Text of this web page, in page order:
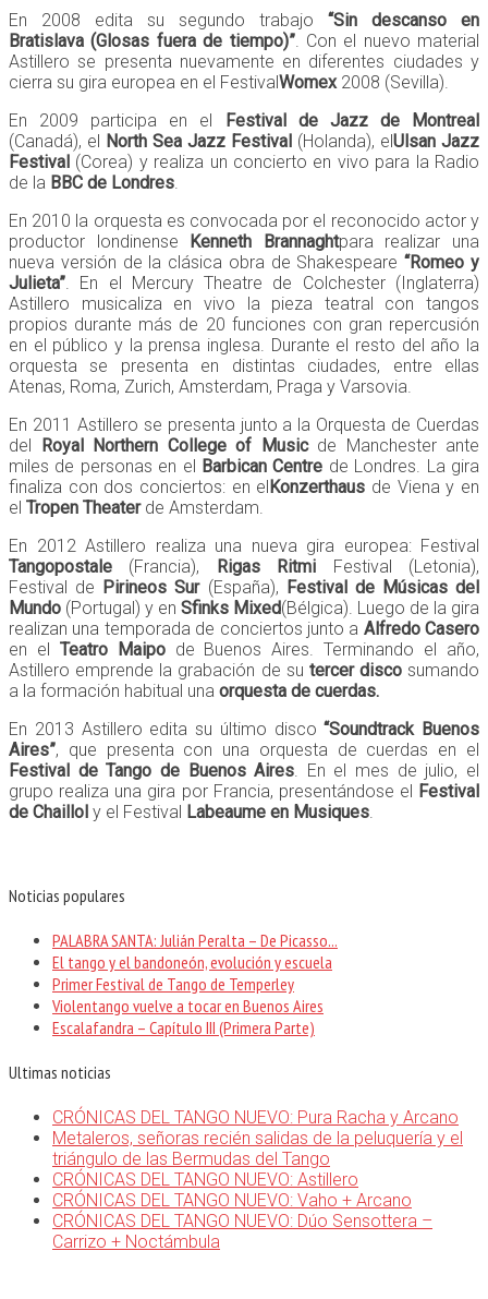
En 2008 edita su segundo trabajo “Sin descanso en
Bratislava (Glosas fuera de tiempo)”. Con el nuevo material
Astillero se presenta nuevamente en diferentes ciudades y
cierra su gira europea en el FestivalWomex2008 (Sevilla).
En 2009 participa en el
Festival de Jazz de Montreal
(Canadá), el
North Sea Jazz Festival (Holanda), el Ulsan Jazz
Festival (Corea) y realiza un concierto en vivo para la Radio
de la BBC de Londres.
En 2010 la orquesta es convocada por el reconocido actor y
productor londinense
Kenneth Brannaghtpara realizar una
nueva versión de la clásica obra de Shakespeare“Romeo y
Julieta”. En el Mercury Theatre de Colchester (Inglaterra)
Astillero musicaliza en vivo la pieza teatral con tangos
propios durante más de 20 funciones con gran repercusión
en el público y la prensa inglesa. Durante el resto del año la
orquesta se presenta en distintas ciudades, entre ellas
Atenas, Roma, Zurich, Amsterdam, Praga y Varsovia.
En 2011 Astillero se presenta junto a la Orquesta de Cuerdas
del
Royal Northern College of Musicde Manchester ante
miles de personas en el
Barbican Centre de Londres. La gira
finaliza con dos conciertos: en el Konzerthaus de Viena y en
el Tropen Theaterde Amsterdam.
En 2012 Astillero realiza una nueva gira europea: Festival
Tangopostale (Francia), Rigas Ritmi Festival (Letonia),
Festival de Pirineos Sur(España), Festival de Músicas del
Mundo (Portugal) y en Sfinks Mixed(Bélgica). Luego de la gira
realizan una temporada de conciertos junto a Alfredo Casero
en el Teatro Maipode Buenos Aires. Terminando el año,
Astillero emprende la grabación de su tercer discosumando
a la formación habitual una orquesta de cuerdas.
En 2013 Astillero edita su último disco“Soundtrack Buenos
Aires”, que presenta con una orquesta de cuerdas en el
Festival de Tango de Buenos Aires. En el mes de julio, el
grupo realiza una gira por Francia, presentándose el
Festival
de Chaillol y el Festival Labeaume en Musiques.
Noticias populares
PALABRA SANTA: Julián Peralta – De Picasso...
El tango y el bandoneón, evolución y escuela
Primer Festival de Tango de Temperley
Violentango vuelve a tocar en Buenos Aires
Escalafandra – Capítulo III (Primera Parte)
Ultimas noticias
CRÓNICAS DEL TANGO NUEVO: Pura Racha y Arcano
Metaleros, señoras recién salidas de la peluquería y el
triángulo de las Bermudas del Tango
CRÓNICAS DEL TANGO NUEVO: Astillero
CRÓNICAS DEL TANGO NUEVO: Vaho + Arcano
CRÓNICAS DEL TANGO NUEVO: Dúo Sensottera –
Carrizo + Noctámbula